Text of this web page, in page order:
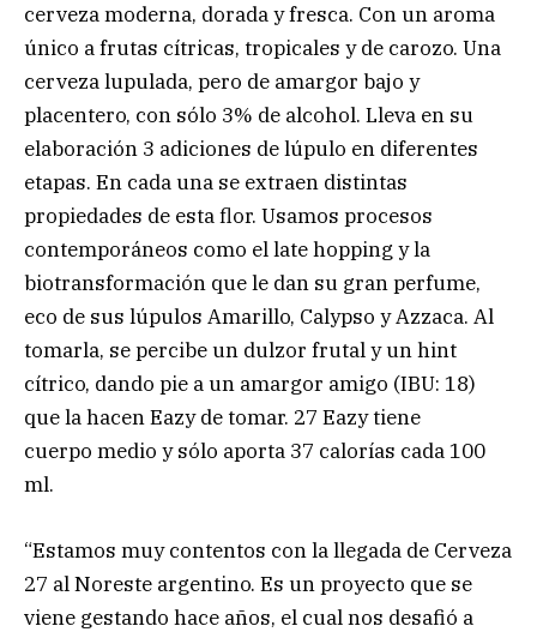
cerveza moderna, dorada y fresca. Con un aroma
único a frutas cítricas, tropicales y de carozo. Una
cerveza lupulada, pero de amargor bajo y
placentero, con sólo 3% de alcohol. Lleva en su
elaboración 3 adiciones de lúpulo en diferentes
etapas. En cada una se extraen distintas
propiedades de esta flor. Usamos procesos
contemporáneos como el late hopping y la
biotransformación que le dan su gran perfume,
eco de sus lúpulos Amarillo, Calypso y Azzaca. Al
tomarla, se percibe un dulzor frutal y un hint
cítrico, dando pie a un amargor amigo (IBU: 18)
que la hacen Eazy de tomar. 27 Eazy tiene
cuerpo medio y sólo aporta 37 calorías cada 100
ml.
“Estamos muy contentos con la llegada de Cerveza
27 al Noreste argentino. Es un proyecto que se
viene gestando hace años, el cual nos desafió a